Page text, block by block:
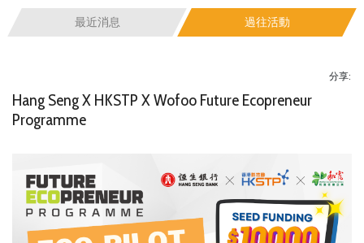
最近消息 過往活動
分享:
Hang Seng X HKSTP X Wofoo Future Ecopreneur
Programme